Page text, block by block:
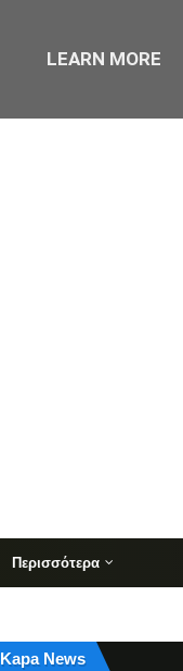
Περισσότερα
Kapa News
LEARN MORE